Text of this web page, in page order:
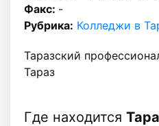
Факс: -
Рубрика: Колледжи в
Таразский
Тараз
Где находится